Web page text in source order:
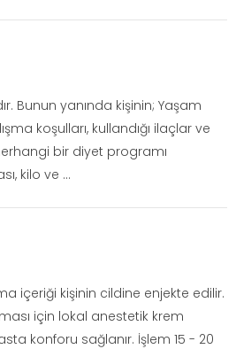
Bunun yanında kişinin; Yaşam
koşulları, kullandığı ilaçlar ve
bir diyet programı
kilo ve ...
içeriği kişinin cildine enjekte edilir.
için lokal anestetik krem
konforu sağlanır. İşlem 15 - 20